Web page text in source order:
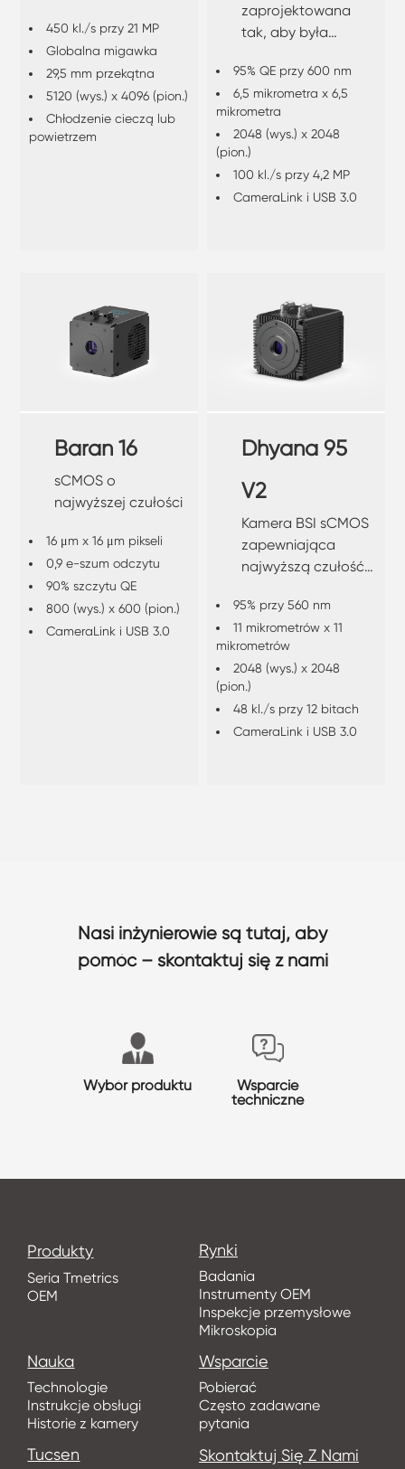
450 kl./s przy 21 MP
Globalna migawka
29,5 mm przekątna
5120 (wys.) x 4096 (pion.)
Chłodzenie cieczą lub
powietrzem
zaprojektowana
tak, aby była
mniej energii, co
ułatwia jej
integrację w małych
przestrzeniach.
95% QE przy 600 nm
6,5 mikrometra x 6,5
mikrometra
2048 (wys.) x 2048
(pion.)
100 kl./s przy 4,2 MP
CameraLink i USB 3.0
Baran 16
sCMOS o
najwyższej czułości
16 μm x 16 μm pikseli
0,9 e-szum odczytu
90% szczytu QE
800 (wys.) x 600 (pion.)
CameraLink i USB 3.0
Dhyana 95
V2
Kamera BSI sCMOS
zapewniająca
najwyższą czułość
o słabym
oświetleniu.
95% przy 560 nm
11 mikrometrów x 11
mikrometrów
2048 (wys.) x 2048
(pion.)
48 kl./s przy 12 bitach
CameraLink i USB 3.0
Nasi inżynierowie są tutaj, aby
pomóc – skontaktuj się z nami
Wybór produktu
Wsparcie
techniczne
Produkty
Seria Tmetrics
OEM
Rynki
Badania
Instrumenty OEM
Inspekcje przemysłowe
Mikroskopia
Nauka
Technologie
Instrukcje obsługi
Historie z kamery
Wsparcie
Pobierać
Często zadawane
pytania
Tucsen Skontaktuj Się Z Nami